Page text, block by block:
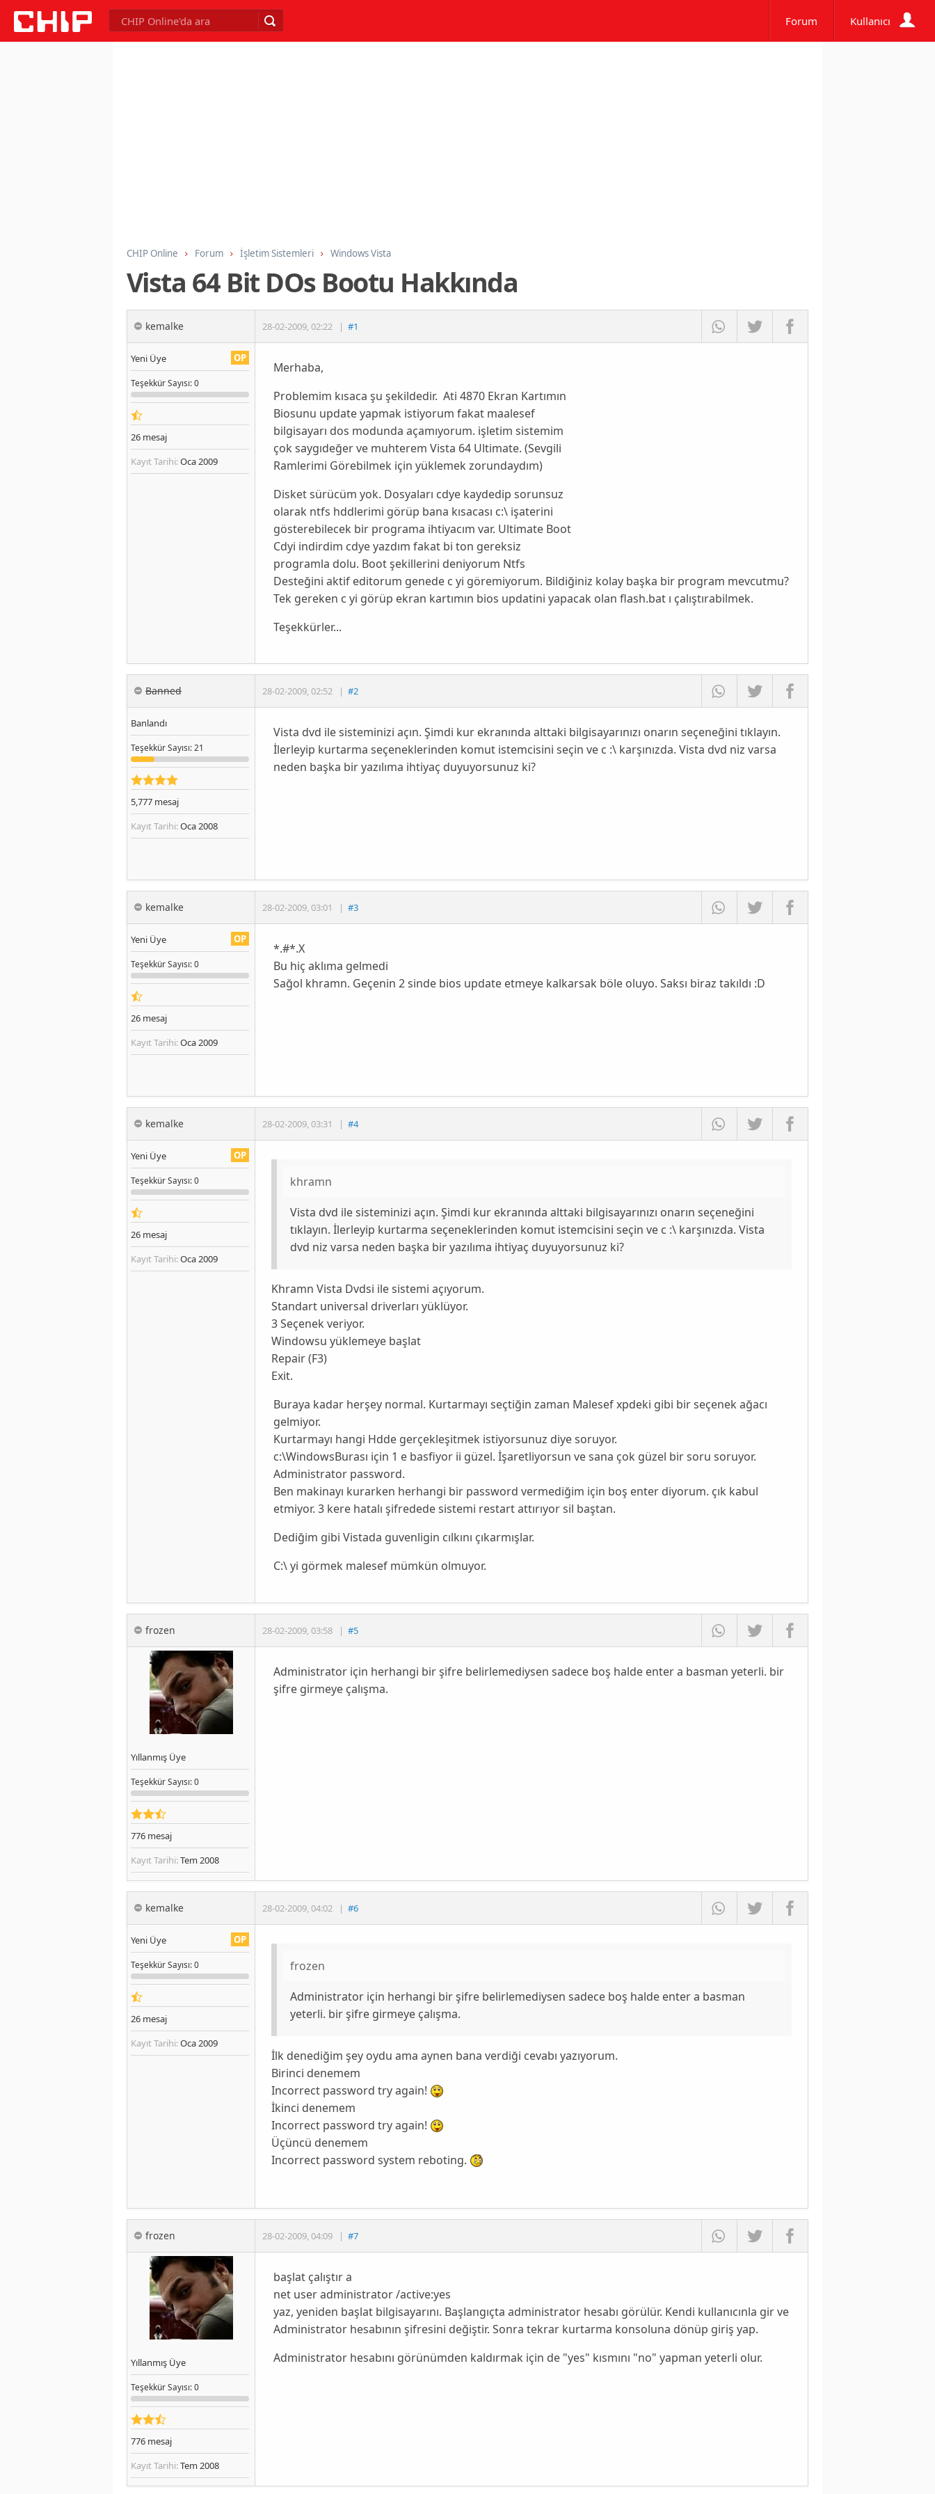
Forum Kullanıcı
CHIP Online Forum İşletim Sistemleri Windows Vista
Vista 64 Bit DOs Bootu Hakkında
kemalke 28-02-2009,02:22 | #1
OP
Yeni Üye
TeşekkürSayısı: 0
26 mesaj
Kayıt Tarihi:Oca 2009
Merhaba,
Problemim kısaca şu şekildedir. Ati 4870 Ekran Kartımın
Biosunu update yapmak istiyorum fakat maalesef
bilgisayarı dos modunda açamıyorum. işletim sistemim
çok saygıdeğer ve muhterem Vista 64 Ultimate. (Sevgili
Ramlerimi Görebilmek için yüklemek zorundaydım)
Disket sürücüm yok. Dosyaları cdye kaydedip sorunsuz
olarak ntfs hddlerimi görüp bana kısacası c:\ işaterini
gösterebilecek bir programa ihtiyacım var. Ultimate Boot
Cdyi indirdim cdye yazdım fakat bi ton gereksiz
programla dolu. Boot şekillerini deniyorum Ntfs
Desteğini aktif editorum genede c yi göremiyorum. Bildiğiniz kolay başka bir program mevcutmu?
Tek gereken c yi görüp ekran kartımın bios updatini yapacak olan flash.bat ı çalıştırabilmek.
Teşekkürler...
Banned 28-02-2009,02:52 | #2
Banlandı
TeşekkürSayısı: 21
5,777 mesaj
Kayıt Tarihi:Oca 2008
Vista dvd ile sisteminizi açın. Şimdi kur ekranında alttaki bilgisayarınızı onarın seçeneğini tıklayın.
İlerleyip kurtarma seçeneklerinden komut istemcisini seçin ve c :\ karşınızda. Vista dvd niz varsa
neden başka bir yazılıma ihtiyaç duyuyorsunuz ki?
kemalke 28-02-2009,03:01 | #3
OP
Yeni Üye
TeşekkürSayısı: 0
26 mesaj
Kayıt Tarihi:Oca 2009
*.#*.X
Bu hiç aklıma gelmedi
Sağol khramn. Geçenin 2 sinde bios update etmeye kalkarsak böle oluyo. Saksı biraz takıldı :D
kemalke 28-02-2009,03:31 | #4
OP
Yeni Üye
TeşekkürSayısı: 0
26 mesaj
Kayıt Tarihi:Oca 2009
khramn
Vista dvd ile sisteminizi açın. Şimdi kur ekranında alttaki bilgisayarınızı onarın seçeneğini
tıklayın. İlerleyip kurtarma seçeneklerinden komut istemcisini seçin ve c :\ karşınızda. Vista
dvd niz varsa neden başka bir yazılıma ihtiyaç duyuyorsunuz ki?
Khramn Vista Dvdsi ile sistemi açıyorum.
Standart universal driverları yüklüyor.
3 Seçenek veriyor.
Windowsu yüklemeye başlat
Repair (F3)
Exit.
Buraya kadar herşey normal. Kurtarmayı seçtiğin zaman Malesef xpdeki gibi bir seçenek ağacı
gelmiyor.
Kurtarmayı hangi Hdde gerçekleşitmek istiyorsunuz diye soruyor.
c:\WindowsBurası için 1 e basfiyor ii güzel. İşaretliyorsun ve sana çok güzel bir soru soruyor.
Administrator password.
Ben makinayı kurarken herhangi bir password vermediğim için boş enter diyorum. çık kabul
etmiyor. 3 kere hatalı şifredede sistemi restart attırıyor sil baştan.
Dediğim gibi Vistada guvenligin cılkını çıkarmışlar.
C:\ yi görmek malesef mümkün olmuyor.
frozen 28-02-2009,03:58 | #5
Yıllanmış Üye
TeşekkürSayısı: 0
776 mesaj
Kayıt Tarihi:Tem 2008
Administrator için herhangi bir şifre belirlemediysen sadece boş halde enter a basman yeterli. bir
şifre girmeye çalışma.
kemalke 28-02-2009,04:02 | #6
OP
Yeni Üye
TeşekkürSayısı: 0
26 mesaj
Kayıt Tarihi:Oca 2009
frozen
Administrator için herhangi bir şifre belirlemediysen sadece boş halde enter a basman
yeterli. bir şifre girmeye çalışma.
İlk denediğim şey oydu ama aynen bana verdiği cevabı yazıyorum.
Birinci denemem
Incorrect password try again!
İkinci denemem
Incorrect password try again!
Üçüncü denemem
Incorrect password system reboting.
frozen 28-02-2009,04:09 | #7
Yıllanmış Üye
TeşekkürSayısı: 0
776 mesaj
Kayıt Tarihi:Tem 2008
başlat çalıştır a
net user administrator /active:yes
yaz, yeniden başlat bilgisayarını. Başlangıçta administrator hesabı görülür. Kendi kullanıcınla gir ve
Administrator hesabının şifresini değiştir. Sonra tekrar kurtarma konsoluna dönüp giriş yap.
Administrator hesabını görünümden kaldırmak için de "yes" kısmını "no" yapman yeterli olur.